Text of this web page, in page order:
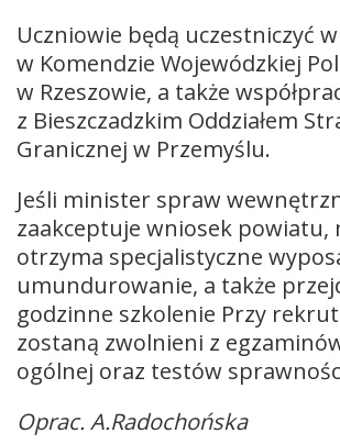
Uczniowie będą uczestniczyć
w Komendzie Wojewódzkiej
w Rzeszowie, a także
z Bieszczadzkim Oddziałem
Granicznej w Przemyślu.
Jeśli minister spraw
zaakceptuje wniosek powiatu,
otrzyma specjalistyczne
umundurowanie, a także
godzinne szkolenie Przy
zostaną zwolnieni z
ogólnej oraz testów
Oprac. A.Radochońska